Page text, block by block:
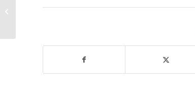
Torneo Fútbol Sala